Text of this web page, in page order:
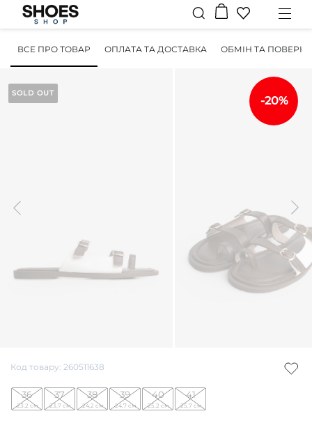
ВСЕ ПРО ТОВАР ОПЛАТА ТА ДОСТАВКА ОБМІН ТА
-20%
SOLD OUT
Код товару: 260511638
36
23,2 см
37
23,7 см
38
24,2 см
39
24,7 см
40
25,2 см
41
25,7 см